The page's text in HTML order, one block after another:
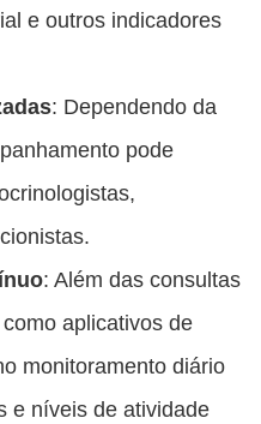
e outros indicadores
: Dependendo da
pode
: Além das consultas
aplicativos de
monitoramento diário
e níveis de atividade